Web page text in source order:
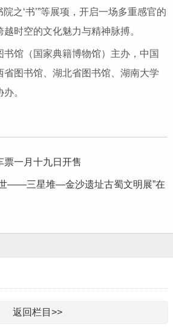
院之‘书’”等展项，开启一场多重感官的
时空的文化魅力与精神脉搏。
书馆（国家典籍博物馆）主办，中国
省图书馆、湖北省图书馆、湖南大学
。
票一月十九日开售
——三星堆—金沙遗址古蜀文明展”在
返回栏目>>